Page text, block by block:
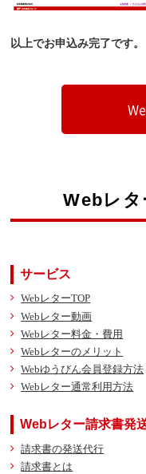
以上でお申込み完了です。
Webレタ
サービス
WebレターTOP
Webレター動画
Webレター料金・費用
Webレターのメリット
Webゆうびん会員登録方法
Webレター通常利用方法
Webレター請求書発
請求書の発送代行
請求書とは